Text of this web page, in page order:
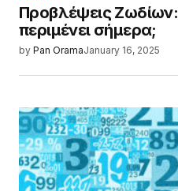
Προβλέψεις
περιμένει σήμερα;
by Pan OramaJanuary 16, 2025